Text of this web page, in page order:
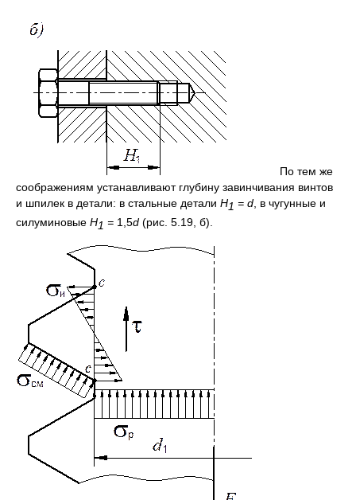
По тем же
соображениям устанавливают глубину завинчивания винтов
и шпилек в детали: в стальные детали Н1 = d, в чугунные и
силуминовые Н1 = 1,5d (рис. 5.19, б).